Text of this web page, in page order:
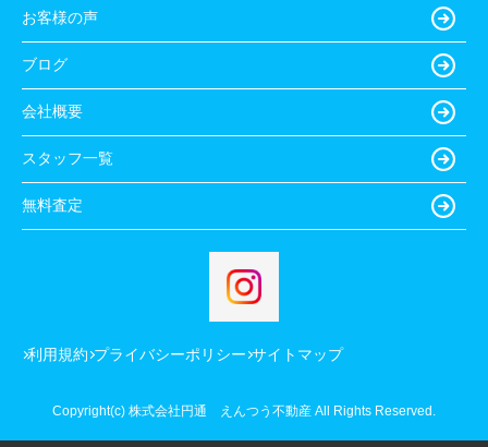
お客様の声
ブログ
会社概要
スタッフ一覧
無料査定
利用規約 プライバシーポリシー サイトマップ
Copyright(c) 株式会社円通 えんつう不動産 All Rights Reserved.